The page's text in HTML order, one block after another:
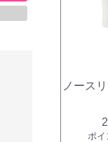
ノース
ポイ